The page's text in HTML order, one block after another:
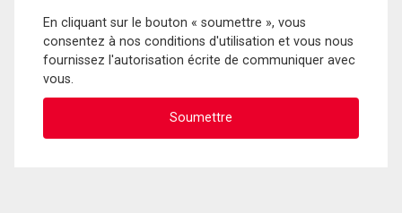
En cliquant sur le bouton « soumettre », vous
consentez à nos conditions d'utilisation et vous nous
fournissez l'autorisation écrite de communiquer avec
vous.